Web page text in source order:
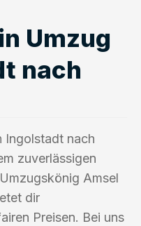
Umzug
nach
Ingolstadt nach
zuverlässigen
Amsel
dir
Preisen. Bei uns